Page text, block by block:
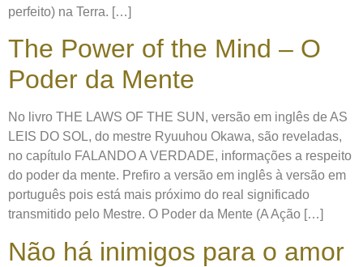
perfeito) na Terra. […]
The Power of the Mind – O
Poder da Mente
No livro THE LAWS OF THE SUN, versão em inglês de AS
LEIS DO SOL, do mestre Ryuuhou Okawa, são reveladas,
no capítulo FALANDO A VERDADE, informações a respeito
do poder da mente. Prefiro a versão em inglês à versão em
português pois está mais próximo do real significado
transmitido pelo Mestre. O Poder da Mente (A Ação […]
Não há inimigos para o amor